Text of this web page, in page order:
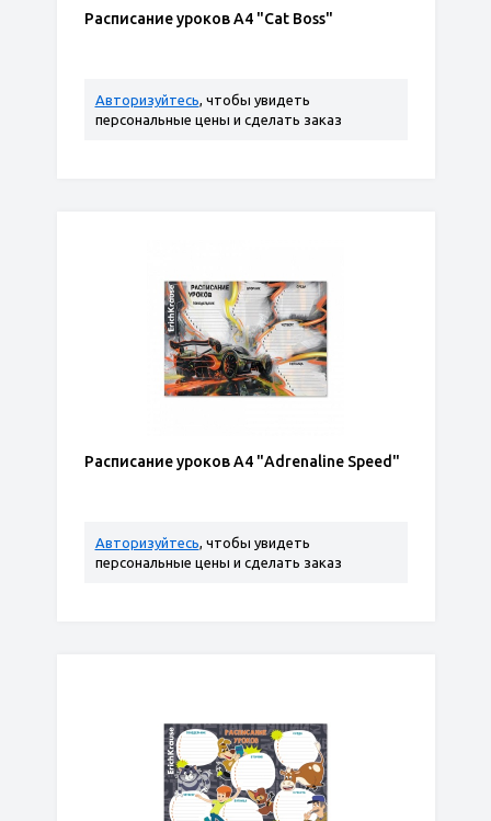
Расписание уроков А4 "Cat Boss"
Авторизуйтесь, чтобы увидеть
персональные цены и сделать заказ
Расписание уроков А4 "Adrenaline Speed"
Авторизуйтесь, чтобы увидеть
персональные цены и сделать заказ